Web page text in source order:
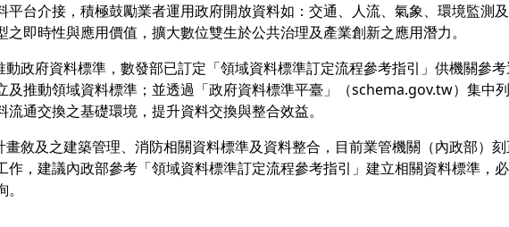
平台介接，積極鼓勵業者運用政府開放資料如：交通、人流、氣象、環境監測
之即時性與應用價值，擴大數位雙生於公共治理及產業創新之應用潛力。
動政府資料標準，數發部已訂定「領域資料標準訂定流程參考指引」供機關參
及推動領域資料標準；並透過「政府資料標準平臺」（schema.gov.tw）集中
流通交換之基礎環境，提升資料交換與整合效益。
畫敘及之建築管理、消防相關資料標準及資料整合，目前業管機關（內政部）
作，建議內政部參考「領域資料標準訂定流程參考指引」建立相關資料標準，